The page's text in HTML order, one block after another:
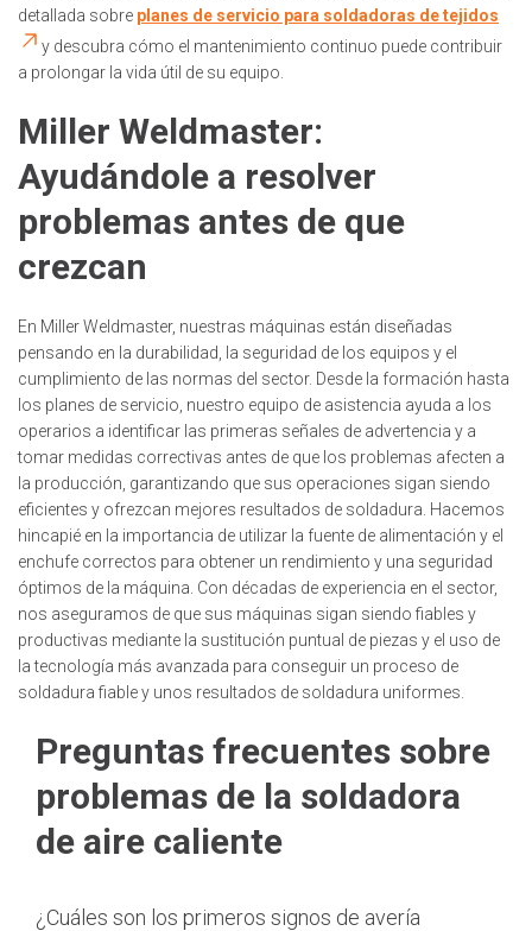
detallada sobre planes de servicio para soldadoras de tejidos
y descubra cómo el mantenimiento continuo puede contribuir
a prolongar la vida útil de su equipo.
Miller Weldmaster:
Ayudándole a resolver
problemas antes de que
crezcan
En Miller Weldmaster, nuestras máquinas están diseñadas
pensando en la durabilidad, la seguridad de los equipos y el
cumplimiento de las normas del sector. Desde la formación hasta
los planes de servicio, nuestro equipo de asistencia ayuda a los
operarios a identificar las primeras señales de advertencia y a
tomar medidas correctivas antes de que los problemas afecten a
la producción, garantizando que sus operaciones sigan siendo
eficientes y ofrezcan mejores resultados de soldadura. Hacemos
hincapié en la importancia de utilizar la fuente de alimentación y el
enchufe correctos para obtener un rendimiento y una seguridad
óptimos de la máquina. Con décadas de experiencia en el sector,
nos aseguramos de que sus máquinas sigan siendo fiables y
productivas mediante la sustitución puntual de piezas y el uso de
la tecnología más avanzada para conseguir un proceso de
soldadura fiable y unos resultados de soldadura uniformes.
Preguntas frecuentes sobre
problemas de la soldadora
de aire caliente
¿Cuáles son los primeros signos de avería